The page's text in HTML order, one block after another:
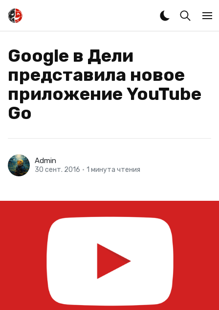
Google в Дели
представила новое
приложение YouTube
Go
Admin
30 сент. 2016 • 1 минута чтения